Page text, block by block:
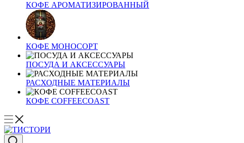
КОФЕ АРОМАТИЗИРОВАННЫЙ
КОФЕ МОНОСОРТ
ПОСУДА И АКСЕССУАРЫ
РАСХОДНЫЕ МАТЕРИАЛЫ
КОФЕ COFFEECOAST